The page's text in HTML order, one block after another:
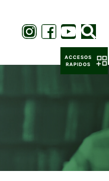
ACCESOS
RAPIDOS